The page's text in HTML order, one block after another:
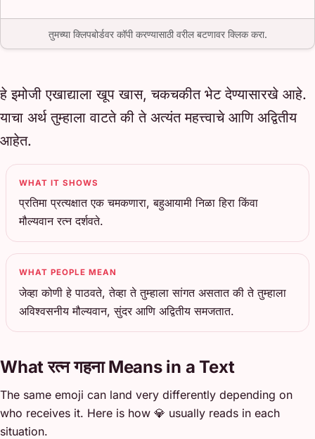
तुमच्या क्लिपबोर्डवर कॉपी करण्यासाठी वरील बटणावर क्लिक करा.
हे इमोजी एखाद्याला खूप खास, चकचकीत भेट देण्यासारखे आहे.
याचा अर्थ तुम्हाला वाटते की ते अत्यंत महत्त्वाचे आणि अद्वितीय
आहेत.
WHAT IT SHOWS
प्रतिमा प्रत्यक्षात एक चमकणारा, बहुआयामी निळा हिरा किंवा
मौल्यवान रत्न दर्शवते.
WHAT PEOPLE MEAN
जेव्हा कोणी हे पाठवते, तेव्हा ते तुम्हाला सांगत असतात की ते तुम्हाला
अविश्वसनीय मौल्यवान, सुंदर आणि अद्वितीय समजतात.
What रत्न गहना Means in a Text
The same emoji can land very differently depending on
who receives it. Here is how 💎 usually reads in each
situation.